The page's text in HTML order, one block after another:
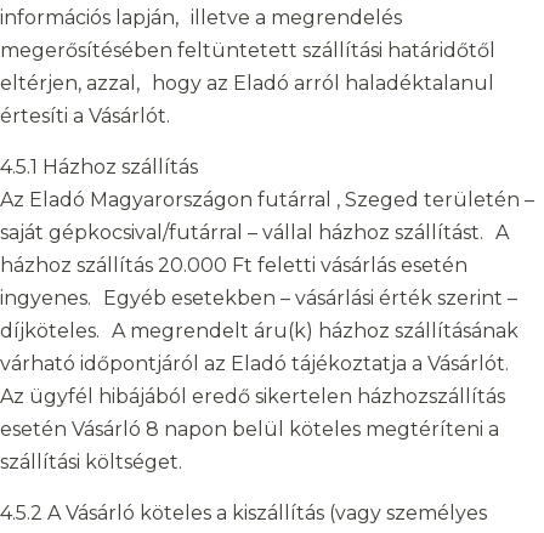
információs lapján, illetve a megrendelés
megerősítésében feltüntetett szállítási határidőtől
eltérjen, azzal, hogy az Eladó arról haladéktalanul
értesíti a Vásárlót.
4.5.1 Házhoz szállítás
Az Eladó Magyarországon futárral , Szeged területén –
saját gépkocsival/futárral – vállal házhoz szállítást. A
házhoz szállítás 20.000 Ft feletti vásárlás esetén
ingyenes. Egyéb esetekben – vásárlási érték szerint –
díjköteles. A megrendelt áru(k) házhoz szállításának
várható időpontjáról az Eladó tájékoztatja a Vásárlót.
Az ügyfél hibájából eredő sikertelen házhozszállítás
esetén Vásárló 8 napon belül köteles megtéríteni a
szállítási költséget.
4.5.2 A Vásárló köteles a kiszállítás (vagy személyes